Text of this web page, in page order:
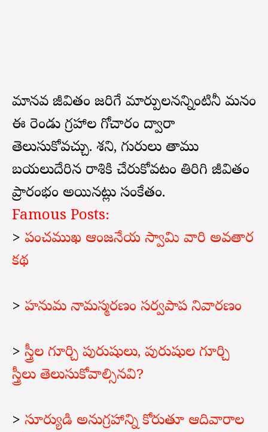
మానవ జీవితంలో జరిగే మార్పులనన్నింటినీ మనం
ఈ రెండు గ్రహాల గోచారం ద్వారా
తెలుసుకోవచ్చు. శని, గురులు తాము
బయలుదేరిన రాశికి చేరుకోవటం తిరిగి జీవితం
ప్రారంభం అయినట్లు సంకేతం.
Famous Posts:
> పంచముఖ ఆంజనేయ స్వామి వారి అవతార
కథ
> హనుమ నామస్మరణం సర్వపాప నివారణం
> స్త్రీల గూర్చి పురుషులు, పురుషుల గూర్చి
స్త్రీలు తెలుసుకోవాల్సినవి?
> సూర్యుడి అనుగ్రహాన్ని కోరుతూ ఆదివారాల